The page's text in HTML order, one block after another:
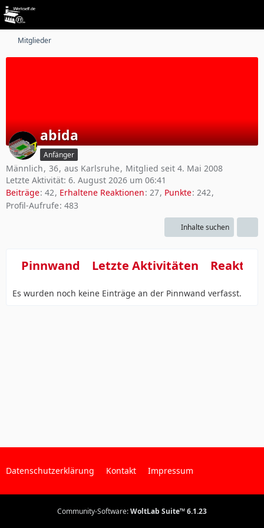
Mitglieder
abida
Anfänger
Männlich 36 aus Karlsruhe Mitglied seit 4. Mai 2008
Letzte Aktivität: 6. August 2026 um 06:41
Beiträge 42 Erhaltene Reaktionen 27 Punkte 242
Profil-Aufrufe 483
Inhalte suchen
Pinnwand Letzte Aktivitäten
Es wurden noch keine Einträge an der Pinnwand verfasst.
Datenschutzerklärung Kontakt Impressum
Community-Software:WoltLab Suite™ 6.1.23